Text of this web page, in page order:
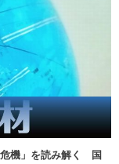
危機」を読み解く 国